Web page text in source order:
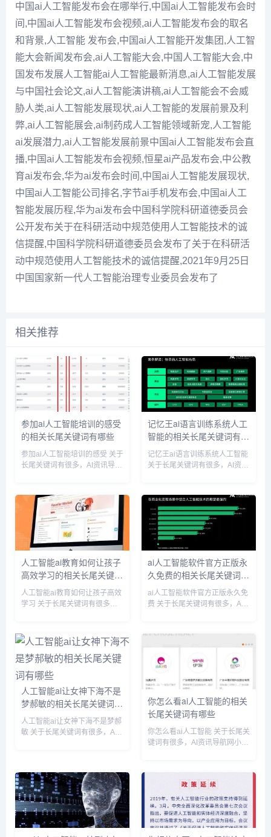
中国ai人工智能发布会在哪举行,中国ai人工智能发布会时
间,中国ai人工智能发布会视频,ai人工智能发布会的取名
和背景,人工智能 发布会,中国ai人工智能开发集团,人工智
能大会新闻发布会,ai人工智能大会,中国人工智能大会,中
国发布发展人工智能ai人工智能最新消息,ai人工智能发展
与中国社会论文,ai人工智能演讲稿,ai人工智能会不会威
胁人类,ai人工智能发展现状,ai人工智能的发展前景及利
弊,ai人工智能展会,ai制药成人工智能领域新宠,人工智能
ai发展潜力,ai人工智能发展前景中国ai人工智能发布会直
播,中国ai人工智能发布会视频,恒星ai产品发布会,中公教
育ai发布会,华为ai发布会时间,中国ai人工智能发展现状,
中国ai人工智能公司排名,字节ai手机发布会,中国ai人工
智能发展历程,华为ai发布会中国科学院科研道德委员会
公开发布关于在科研活动中规范使用人工智能技术的诚
信提醒,中国科学院科研道德委员会发布了关于在科研活
动中规范使用人工智能技术的诚信提醒,2021年9月25日
中国国家新一代人工智能治理专业委员会发布了
相关推荐
参加ai人工智能培训的感受
的相关长尾关键词有哪些
参加ai人工智能培训的感受 关于
长尾关键词有很多，AI资讯导航
相关长尾关键词。 参加ai人工智
能培训的感受相关长尾关键词有
以下这些： 参...
记忆王ai语言训练系统人工
智能的相关长尾关键词有哪
些
记忆王ai语言训练系统人工智能
关于长尾关键词有很多，AI资讯
索引擎的相关长尾关键词。 记
忆王ai语言训练系统人工智能相
关长尾关键词有以下...
人工智能ai教育如何让孩子
高效学习的相关长尾关键词
有哪些
人工智能ai教育如何让孩子高效
学习 关于长尾关键词有很多，
习】多个搜索引擎的相关长尾关
键词。 人工智能ai教育如何让孩
子高效学习相关长尾...
ai人工智能软件官方正版永
久免费的相关长尾关键词有
哪些
ai人工智能软件官方正版永久免
费 关于长尾关键词有很多，AI
多个搜索引擎的相关长尾关键
词。 ai人工智能软件官方正版永
久免费相关长尾关键词...
人工智能ai让女神下海不是
梦郝敏的相关长尾关键词有
哪些
人工智能ai让女神下海不是梦郝
敏 关于长尾关键词有很多，AI
词。 人工智能ai让女神下海不是
梦郝敏相关长尾关键词...
你怎么看ai人工智能的相关
长尾关键词有哪些
你怎么看ai人工智能 关于长尾关
键词有很多，AI资讯导航网小编
长尾关键词有以下这些： 如何
看待ai人工智能...